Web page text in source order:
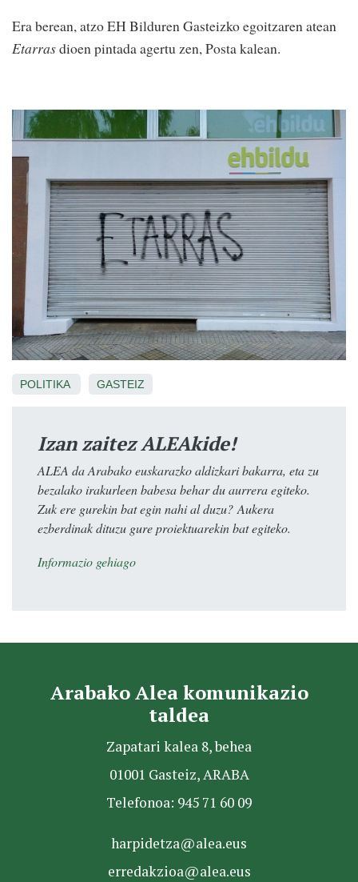
Era berean, atzo EH Bilduren Gasteizko egoitzaren atean
Etarrasdioen pintada agertu zen, Posta kalean.
POLITIKA GASTEIZ
Izan zaitez ALEAkide!
ALEA da Arabako euskarazko aldizkari bakarra, eta zu
bezalako irakurleen babesa behar du aurrera egiteko.
Zuk ere gurekin bat egin nahi al duzu? Aukera
ezberdinak dituzu gure proiektuarekin bat egiteko.
Informazio gehiago
Arabako Alea komunikazio
taldea
Zapatari kalea 8, behea
01001 Gasteiz, ARABA
Telefonoa: 945 71 60 09
harpidetza@alea.eus
erredakzioa@alea.eus